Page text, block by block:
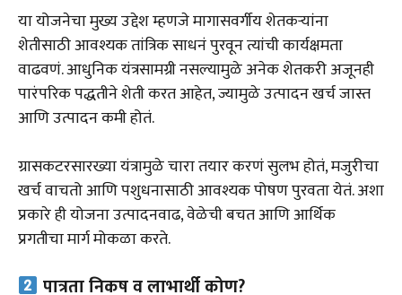
या योजनेचा मुख्य उद्देश म्हणजे मागासवर्गीय शेतकऱ्यांना
शेतीसाठी आवश्यक तांत्रिक साधनं पुरवून त्यांची कार्यक्षमता
वाढवणं. आधुनिक यंत्रसामग्री नसल्यामुळे अनेक शेतकरी अजूनही
पारंपरिक पद्धतीने शेती करत आहेत, ज्यामुळे उत्पादन खर्च जास्त
आणि उत्पादन कमी होतं.
ग्रासकटरसारख्या यंत्रामुळे चारा तयार करणं सुलभ होतं, मजुरीचा
खर्च वाचतो आणि पशुधनासाठी आवश्यक पोषण पुरवता येतं. अशा
प्रकारे ही योजना उत्पादनवाढ, वेळेची बचत आणि आर्थिक
प्रगतीचा मार्ग मोकळा करते.
पात्रता निकष व लाभार्थी कोण?